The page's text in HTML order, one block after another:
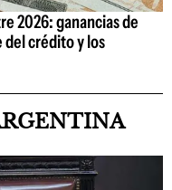
2026: ganancias de
del crédito y los